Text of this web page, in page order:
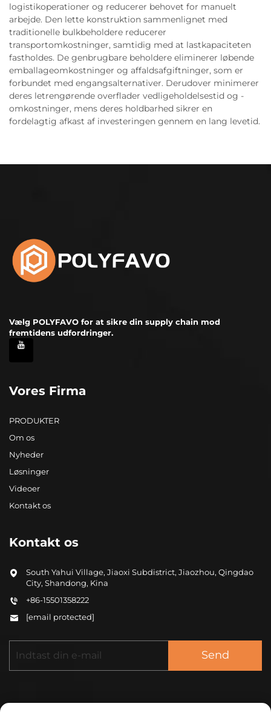
logistikoperationer og reducerer behovet for manuelt
arbejde. Den lette konstruktion sammenlignet med
traditionelle bulkbeholdere reducerer
transportomkostninger, samtidig med at lastkapaciteten
fastholdes. De genbrugbare beholdere eliminerer løbende
emballageomkostninger og affaldsafgiftninger, som er
forbundet med engangsalternativer. Derudover minimerer
deres letrengørende overflader vedligeholdelsestid og -
omkostninger, mens deres holdbarhed sikrer en
fordelagtig afkast af investeringen gennem en lang levetid.
Vælg POLYFAVO for at sikre din supply chain mod
fremtidens udfordringer.
Vores Firma
PRODUKTER
Om os
Nyheder
Løsninger
Videoer
Kontakt os
Kontakt os
South Yahui Village, Jiaoxi Subdistrict, Jiaozhou, Qingdao
City, Shandong, Kina
+86-15501358222
[email protected]
Send